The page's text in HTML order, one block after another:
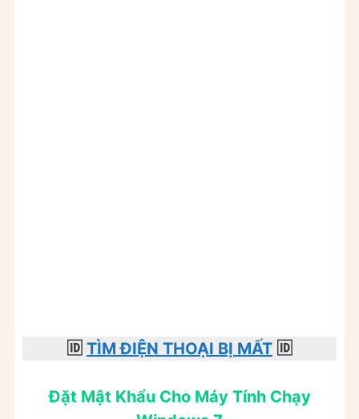
🆔 TÌM ĐIỆN THOẠI BỊ MẤT 🆔
Đặt Mật Khẩu Cho Máy Tính Chạy